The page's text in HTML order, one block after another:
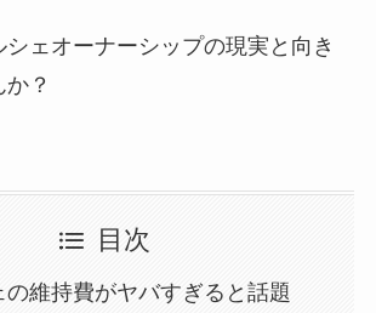
ェオーナーシップの現実と向き
？
目次
の維持費がヤバすぎると話題